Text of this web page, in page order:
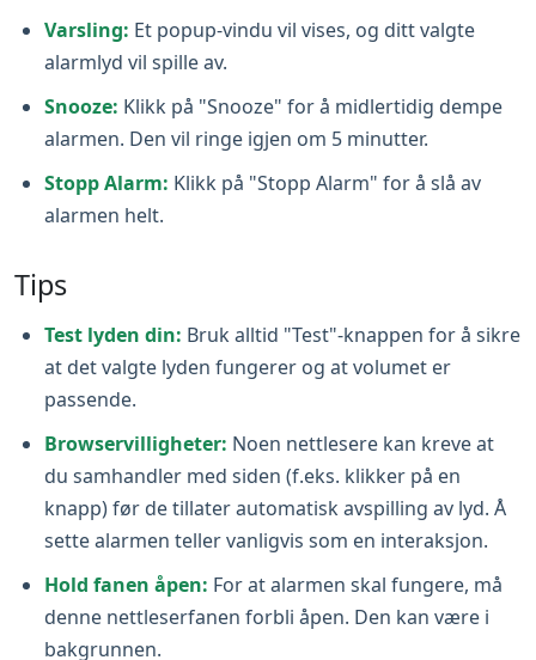
Varsling: Et popup-vindu vil vises, og ditt valgte
alarmlyd vil spille av.
Snooze: Klikk på "Snooze" for å midlertidig dempe
alarmen. Den vil ringe igjen om 5 minutter.
Stopp Alarm: Klikk på "Stopp Alarm" for å slå av
alarmen helt.
Tips
Test lyden din: Bruk alltid "Test"-knappen for å sikre
at det valgte lyden fungerer og at volumet er
passende.
Browservilligheter: Noen nettlesere kan kreve at
du samhandler med siden (f.eks. klikker på en
knapp) før de tillater automatisk avspilling av lyd. Å
sette alarmen teller vanligvis som en interaksjon.
Hold fanen åpen: For at alarmen skal fungere, må
denne nettleserfanen forbli åpen. Den kan være i
bakgrunnen.